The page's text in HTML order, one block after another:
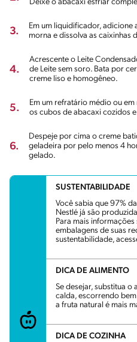
Deixe o abacaxi esfriar
3.
Em um liquidificador, adicione
morna e dissolva as caixinhas
4.
Acrescente o Leite
de Leite sem soro. Bata por
creme liso e homogêneo.
5.
Em um refratário médio ou
os cubos de abacaxi cozidos
6.
Despeje por cima o creme
geladeira por pelo menos 4
gelado.
SUSTENTABILIDADE
Você sabia que 97%
Nestlé já são
Para mais
embalagens de suas
sustentabilidade,
DICA DE ALIMENTO
Se desejar, substitua
calda, escorrendo
a fruta natural é mais
DICA DE COZINHA